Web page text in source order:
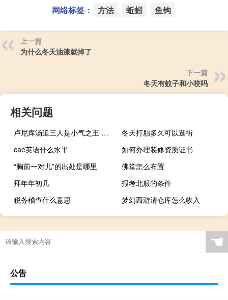
网络标签： 方法 蚯蚓 鱼钩
上一篇
为什么冬天油漆就掉了
下一篇
冬天有蚊子和小咬吗
相关问题
卢尼库汤追三人是小气之王 卢尼维金斯能打季后赛很重要他能抢板/得分/防对手最佳球员
冬天打胎多久可以逛街
cae英语什么水平
如何办理装修资质证书
“胸前一对儿”的出处是哪里
佛堂怎么布置
拜年年初几
报考北服的条件
税务稽查什么意思
梦幻西游清仓库怎么收入
☚
公告